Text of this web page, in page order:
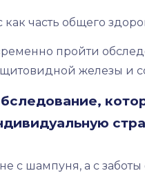
часть общего
пройти
железы и
с шампуня, а с заботы